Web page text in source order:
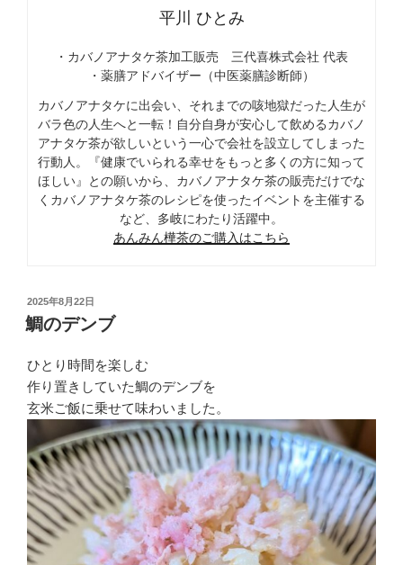
平川 ひとみ
・カバノアナタケ茶加工販売 三代喜株式会社 代表
・薬膳アドバイザー（中医薬膳診断師）
カバノアナタケに出会い、それまでの咳地獄だった人生が
バラ色の人生へと一転！自分自身が安心して飲めるカバノ
アナタケ茶が欲しいという一心で会社を設立してしまった
行動人。『健康でいられる幸せをもっと多くの方に知って
ほしい』との願いから、カバノアナタケ茶の販売だけでな
くカバノアナタケ茶のレシピを使ったイベントを主催する
など、多岐にわたり活躍中。
あんみん樺茶のご購入はこちら
投
稿
日:
2025年8月22日
鯛のデンブ
ひとり時間を楽しむ
作り置きしていた鯛のデンブを
玄米ご飯に乗せて味わいました。